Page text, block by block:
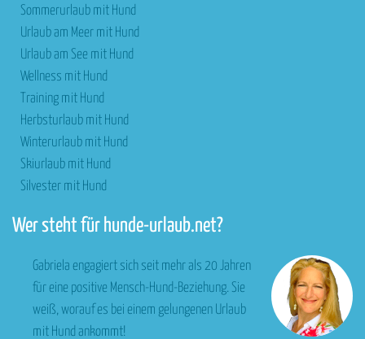
Sommerurlaub mit Hund
Urlaub am Meer mit Hund
Urlaub am See mit Hund
Wellness mit Hund
Training mit Hund
Herbsturlaub mit Hund
Winterurlaub mit Hund
Skiurlaub mit Hund
Silvester mit Hund
Wer steht für hunde-urlaub.net?
Gabriela engagiert sich seit mehr als 20 Jahren
für eine positive Mensch-Hund-Beziehung. Sie
weiß, worauf es bei einem gelungenen Urlaub
mit Hund ankommt!